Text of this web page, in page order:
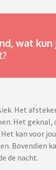
wat kun
Het
Het
kan voor
Bovendien
de nacht.